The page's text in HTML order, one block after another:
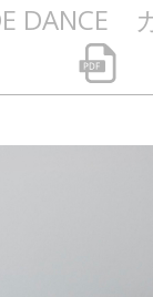
DANCE